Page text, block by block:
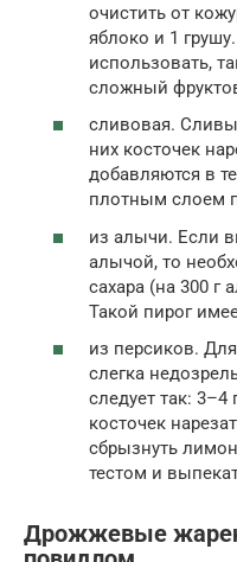
очистить от
яблоко и 1
использовать,
сложный
сливовая. Сливы
них косточек
добавляются в
плотным слоем
из алычи. Если
алычой, то
сахара (на 300 г
Такой пирог
из персиков.
слегка
следует так: 3–4
косточек
сбрызнуть
тестом и
Дрожжевые